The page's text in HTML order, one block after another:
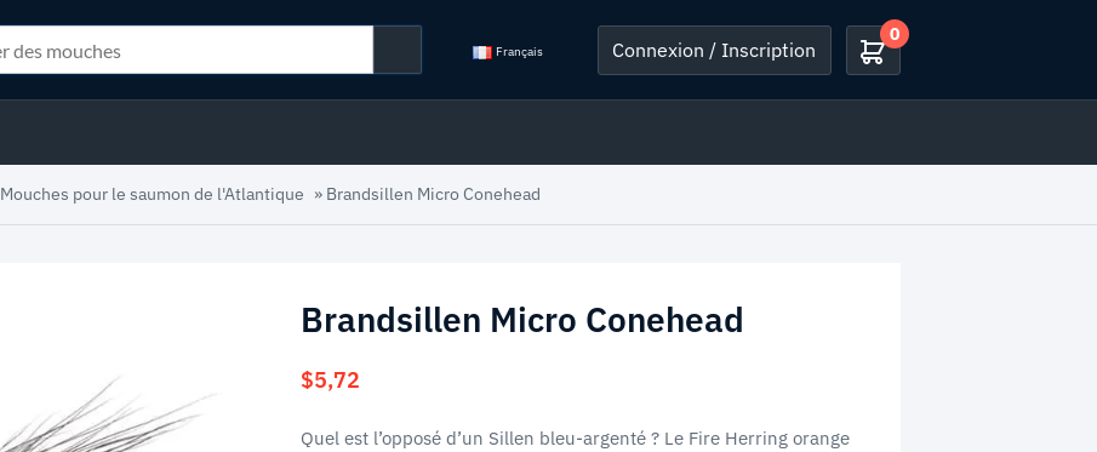
Français Connexion / Inscription
0
Mouches pour le saumon de l'Atlantique » Brandsillen Micro Conehead
Brandsillen Micro Conehead
$5,72
Quel est l’opposé d’un Sillen bleu-argenté ? Le Fire Herring orange